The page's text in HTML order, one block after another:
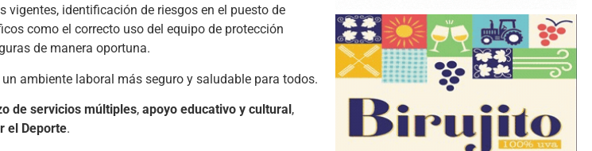
vigentes, identificación de riesgos en el puesto de
como el correcto uso del equipo de protección
de manera oportuna.
ambiente laboral más seguro y saludable para todos.
de servicios múltiples, apoyo educativo y cultural,
el Deporte.